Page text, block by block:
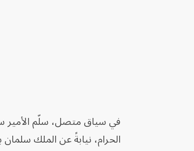
في سياق متصل، سلّم الأمير
الحرام، نيابةً عن الملك سلمان